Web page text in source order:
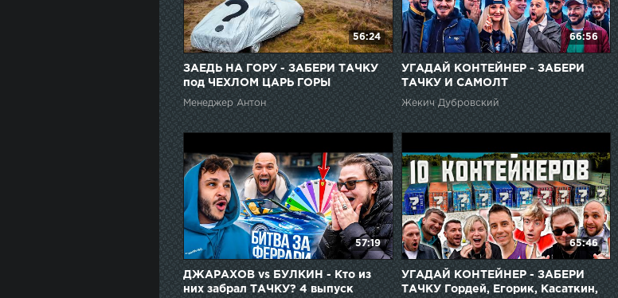
56:24
ЗАЕДЬ НА ГОРУ - ЗАБЕРИ ТАЧКУ
под ЧЕХЛОМ ЦАРЬ ГОРЫ
Менеджер Антон
66:56
УГАДАЙ КОНТЕЙНЕР - ЗАБЕРИ
ТАЧКУ И САМОЛТ
Жекич Дубровский
57:19
ДЖАРАХОВ vs БУЛКИН - Кто из
них забрал ТАЧКУ? 4 выпуск
65:46
УГАДАЙ КОНТЕЙНЕР - ЗАБЕРИ
ТАЧКУ Гордей, Егорик, Касаткин,